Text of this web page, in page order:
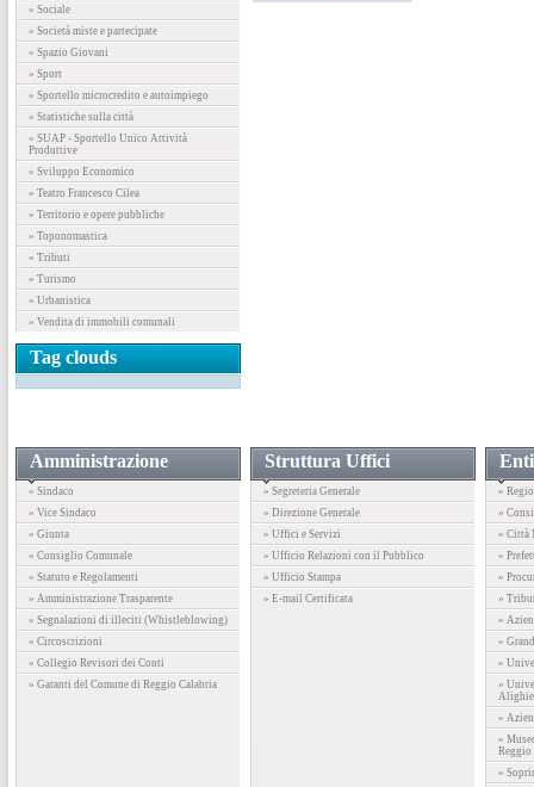
» Sociale
» Società miste e partecipate
» Spazio Giovani
» Sport
» Sportello microcredito e autoimpiego
» Statistiche sulla città
» SUAP - Sportello Unico Attività
Produttive
» Sviluppo Economico
» Teatro Francesco Cilea
» Territorio e opere pubbliche
» Toponomastica
» Tributi
» Turismo
» Urbanistica
» Vendita di immobili comunali
Tag clouds
Amministrazione
» Sindaco
» Vice Sindaco
» Giunta
» Consiglio Comunale
» Statuto e Regolamenti
» Amministrazione Trasparente
» Segnalazioni di illeciti (Whistleblowing)
» Circoscrizioni
» Collegio Revisori dei Conti
» Garanti del Comune di Reggio Calabria
Struttura Uffici
» Segreteria Generale
» Direzione Generale
» Uffici e Servizi
» Ufficio Relazioni con il Pubblico
» Ufficio Stampa
» E-mail Certificata
»
»
» Città
»
»
»
»
»
»
»
»
»
Reggio
»